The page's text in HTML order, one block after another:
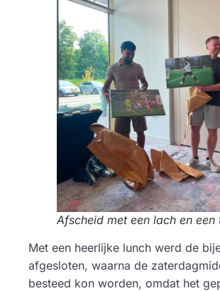
Afscheid met een lach en
Met een heerlijke lunch werd de
afgesloten, waarna de
besteed kon worden, omdat het